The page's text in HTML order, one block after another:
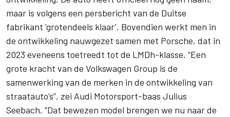
maar is volgens een persbericht van de Duitse
fabrikant ‘grotendeels klaar’. Bovendien werkt men in
de ontwikkeling nauwgezet samen met Porsche, dat in
2023 eveneens toetreedt tot de LMDh-klasse. “Een
grote kracht van de Volkswagen Group is de
samenwerking van de merken in de ontwikkeling van
straatauto’s”, zei Audi Motorsport-baas Julius
Seebach. “Dat bewezen model brengen we nu naar de